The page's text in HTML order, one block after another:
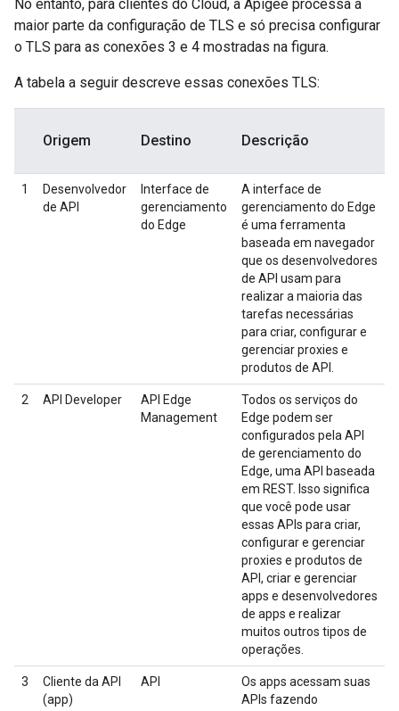
No entanto, para clientes do Cloud, a Apigee processa a
maior parte da configuração de TLS e só precisa configurar
o TLS para as conexões 3 e 4 mostradas na figura.
A tabela a seguir descreve essas conexões TLS:
Origem Destino Descrição
1
Desenvolvedor
de API
Interface de
gerenciamento
do Edge
A interface de
gerenciamento do Edge
é uma ferramenta
baseada em navegador
que os desenvolvedores
de API usam para
realizar a maioria das
tarefas necessárias
para criar, configurar e
gerenciar proxies e
produtos de API.
2 API Developer
API Edge
Management
Todos os serviços do
Edge podem ser
configurados pela API
de gerenciamento do
Edge, uma API baseada
em REST. Isso significa
que você pode usar
essas APIs para criar,
configurar e gerenciar
proxies e produtos de
API, criar e gerenciar
apps e desenvolvedores
de apps e realizar
muitos outros tipos de
operações.
3
Cliente da API
(app)
API
Os apps acessam suas
APIs fazendo